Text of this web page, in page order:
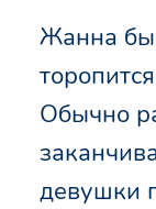
Жанна
Обычно
девушки